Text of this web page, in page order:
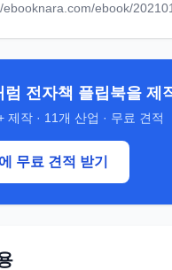
ebooknara.com/ebook/
럼 전자책 플립북을 제
제작 · 11 개 산업 · 무료 견적
무료 견적 받기